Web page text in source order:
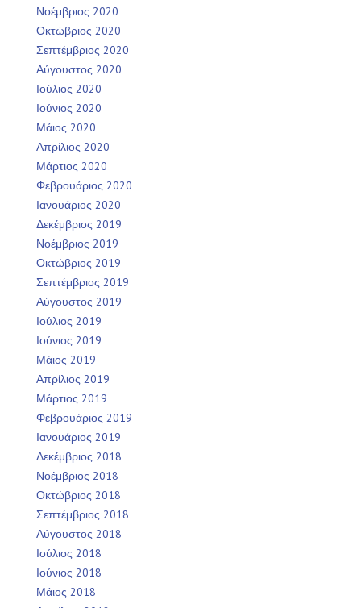
Νοέμβριος 2020
Οκτώβριος 2020
Σεπτέμβριος 2020
Αύγουστος 2020
Ιούλιος 2020
Ιούνιος 2020
Μάιος 2020
Απρίλιος 2020
Μάρτιος 2020
Φεβρουάριος 2020
Ιανουάριος 2020
Δεκέμβριος 2019
Νοέμβριος 2019
Οκτώβριος 2019
Σεπτέμβριος 2019
Αύγουστος 2019
Ιούλιος 2019
Ιούνιος 2019
Μάιος 2019
Απρίλιος 2019
Μάρτιος 2019
Φεβρουάριος 2019
Ιανουάριος 2019
Δεκέμβριος 2018
Νοέμβριος 2018
Οκτώβριος 2018
Σεπτέμβριος 2018
Αύγουστος 2018
Ιούλιος 2018
Ιούνιος 2018
Μάιος 2018